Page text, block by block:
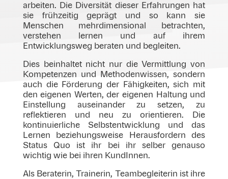
arbeiten. Die Diversität dieser Erfahrungen hat
sie frühzeitig geprägt und so kann sie
Menschen mehrdimensional betrachten,
verstehen lernen und auf ihrem
Entwicklungsweg beraten und begleiten.
Dies beinhaltet nicht nur die Vermittlung von
Kompetenzen und Methodenwissen, sondern
auch die Förderung der Fähigkeiten, sich mit
den eigenen Werten, der eigenen Haltung und
Einstellung auseinander zu setzen, zu
reflektieren und neu zu orientieren. Die
kontinuierliche Selbstentwicklung und das
Lernen beziehungsweise Herausfordern des
Status Quo ist ihr bei ihr selber genauso
wichtig wie bei ihren KundInnen.
Als Beraterin, Trainerin, Teambegleiterin ist ihre